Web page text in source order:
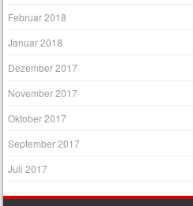
Februar 2018
Januar 2018
Dezember 2017
November 2017
Oktober 2017
September 2017
Juli 2017